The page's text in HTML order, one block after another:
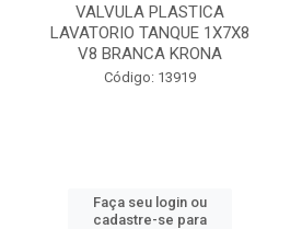
VALVULA PLASTICA
LAVATORIO TANQUE 1X7X8
V8 BRANCA KRONA
Código: 13919
Faça seu login ou
cadastre-se para